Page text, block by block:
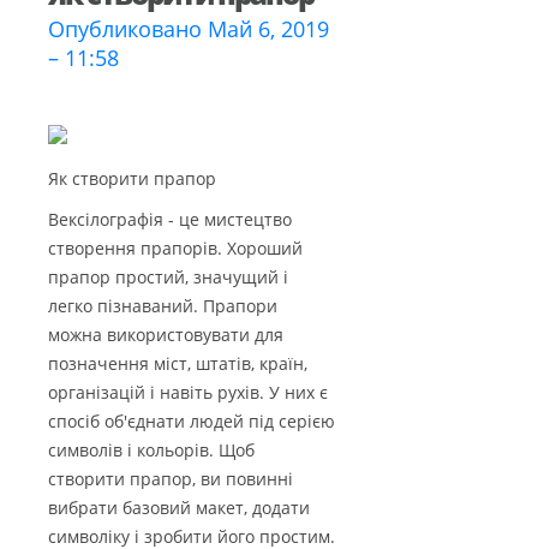
Опубликовано Май 6, 2019
– 11:58
Як створити прапор
Вексілографія - це мистецтво
створення прапорів. Хороший
прапор простий, значущий і
легко пізнаваний. Прапори
можна використовувати для
позначення міст, штатів, країн,
організацій і навіть рухів. У них є
спосіб об'єднати людей під серією
символів і кольорів. Щоб
створити прапор, ви повинні
вибрати базовий макет, додати
символіку і зробити його простим.